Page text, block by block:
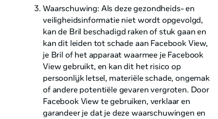
Waarschuwing: Als deze gezondheids- en
veiligheidsinformatie niet wordt opgevolgd,
kan de Bril beschadigd raken of stuk gaan en
kan dit leiden tot schade aan Facebook View,
je Bril of het apparaat waarmee je Facebook
View gebruikt, en kan dit het risico op
persoonlijk letsel, materiële schade, ongemak
of andere potentiële gevaren vergroten. Door
Facebook View te gebruiken, verklaar en
garandeer je dat je deze waarschuwingen en